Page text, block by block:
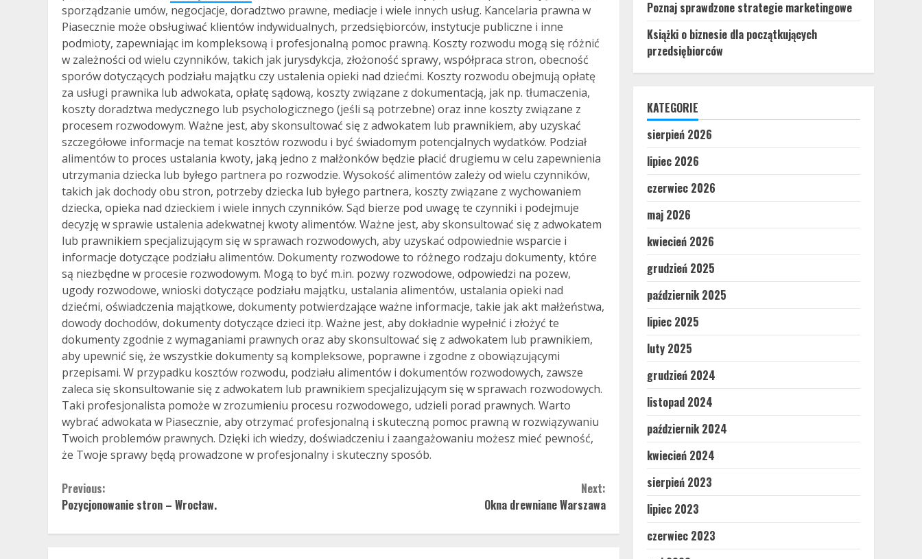
sporządzanie umów, negocjacje, doradztwo prawne, mediacje i wiele innych usług. Kancelaria prawna w
Piasecznie może obsługiwać klientów indywidualnych, przedsiębiorców, instytucje publiczne i inne
podmioty, zapewniając im kompleksową i profesjonalną pomoc prawną. Koszty rozwodu mogą się różnić
w zależności od wielu czynników, takich jak jurysdykcja, złożoność sprawy, współpraca stron, obecność
sporów dotyczących podziału majątku czy ustalenia opieki nad dziećmi. Koszty rozwodu obejmują opłatę
za usługi prawnika lub adwokata, opłatę sądową, koszty związane z dokumentacją, jak np. tłumaczenia,
koszty doradztwa medycznego lub psychologicznego (jeśli są potrzebne) oraz inne koszty związane z
procesem rozwodowym. Ważne jest, aby skonsultować się z adwokatem lub prawnikiem, aby uzyskać
szczegółowe informacje na temat kosztów rozwodu i być świadomym potencjalnych wydatków. Podział
alimentów to proces ustalania kwoty, jaką jedno z małżonków będzie płacić drugiemu w celu zapewnienia
utrzymania dziecka lub byłego partnera po rozwodzie. Wysokość alimentów zależy od wielu czynników,
takich jak dochody obu stron, potrzeby dziecka lub byłego partnera, koszty związane z wychowaniem
dziecka, opieka nad dzieckiem i wiele innych czynników. Sąd bierze pod uwagę te czynniki i podejmuje
decyzję w sprawie ustalenia adekwatnej kwoty alimentów. Ważne jest, aby skonsultować się z adwokatem
lub prawnikiem specjalizującym się w sprawach rozwodowych, aby uzyskać odpowiednie wsparcie i
informacje dotyczące podziału alimentów. Dokumenty rozwodowe to różnego rodzaju dokumenty, które
są niezbędne w procesie rozwodowym. Mogą to być m.in. pozwy rozwodowe, odpowiedzi na pozew,
ugody rozwodowe, wnioski dotyczące podziału majątku, ustalania alimentów, ustalania opieki nad
dziećmi, oświadczenia majątkowe, dokumenty potwierdzające ważne informacje, takie jak akt małżeństwa,
dowody dochodów, dokumenty dotyczące dzieci itp. Ważne jest, aby dokładnie wypełnić i złożyć te
dokumenty zgodnie z wymaganiami prawnych oraz aby skonsultować się z adwokatem lub prawnikiem,
aby upewnić się, że wszystkie dokumenty są kompleksowe, poprawne i zgodne z obowiązującymi
przepisami. W przypadku kosztów rozwodu, podziału alimentów i dokumentów rozwodowych, zawsze
zaleca się skonsultowanie się z adwokatem lub prawnikiem specjalizującym się w sprawach rozwodowych.
Taki profesjonalista pomoże w zrozumieniu procesu rozwodowego, udzieli porad prawnych. Warto
wybrać adwokata w Piasecznie, aby otrzymać profesjonalną i skuteczną pomoc prawną w rozwiązywaniu
Twoich problemów prawnych. Dzięki ich wiedzy, doświadczeniu i zaangażowaniu możesz mieć pewność,
że Twoje sprawy będą prowadzone w profesjonalny i skuteczny sposób.
Continue
Reading
Previous:
Pozycjonowanie stron – Wrocław.
Next:
Okna drewniane Warszawa
Poznaj sprawdzone strategie marketingowe
Książki o biznesie dla początkujących
przedsiębiorców
KATEGORIE
sierpień 2026
lipiec 2026
czerwiec 2026
maj 2026
kwiecień 2026
grudzień 2025
październik 2025
lipiec 2025
luty 2025
grudzień 2024
listopad 2024
październik 2024
kwiecień 2024
sierpień 2023
lipiec 2023
czerwiec 2023